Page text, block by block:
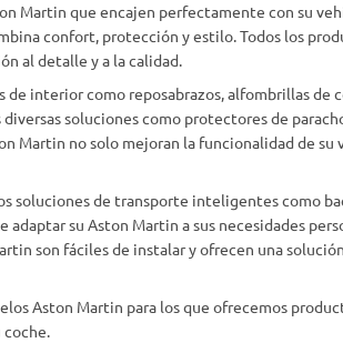
Martin que encajen perfectamente con su
confort, protección y estilo. Todos los
al detalle y a la calidad.
de interior como reposabrazos, alfombrillas de
soluciones como protectores de
Martin no solo mejoran la funcionalidad de
soluciones de transporte inteligentes como
su Aston Martin a sus necesidades
son fáciles de instalar y ofrecen una
Aston Martin para los que ofrecemos
coche.